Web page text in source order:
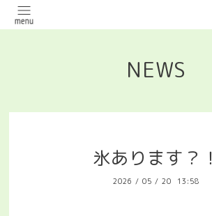
NEWS
氷あります？！
2026 / 05 / 20 13:58